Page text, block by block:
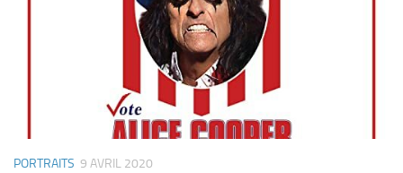
PORTRAITS 9 AVRIL 2020